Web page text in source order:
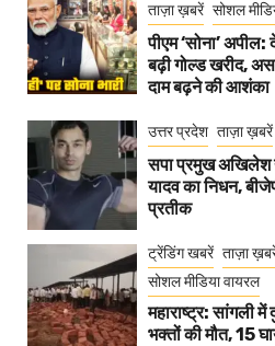
ताज़ा ख़बरें सोशल
पीएम ‘सोना’
बढ़ी गोल्ड खरीद,
दाम बढ़ने की आशंका
उत्तर प्रदेश ताज़ा ख़बरें
सपा प्रमुख अखिलेश
यादव का निधन,
प्रतीक
ट्रेंडिंग खबरें ताज़ा
सोशल मीडिया वायरल
महाराष्ट्र: सांगली
भक्तों की मौत, 15